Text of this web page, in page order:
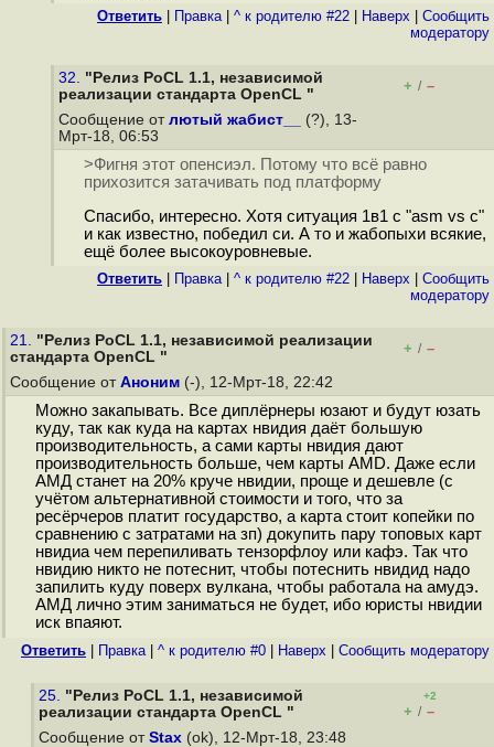
Ответить Правка| ^ к родителю #22 Наверх
Cообщить
модератору
32. "Релиз PoCL 1.1, независимой
реализации стандарта OpenCL "
+ / –
Сообщение от лютый жабист__
(?), 13-
Мрт-18, 06:53
>Фигня этот опенсиэл. Потому что всё равно
прихозится затачивать под платформу
Спасибо, интересно. Хотя ситуация 1в1 с "asm vs c"
и как известно, победил си. А то и жабопыхи всякие,
ещё более высокоуровневые.
Ответить Правка| ^ к родителю #22 Наверх
Cообщить
модератору
21. "Релиз PoCL 1.1, независимой реализации
стандарта OpenCL "
+ / –
Сообщение от Аноним (-), 12-Мрт-18, 22:42
Можно закaпывать. Все диплёрнеры юзают и будут юзать
куду, так как куда на картах нвидия даёт большую
производительность, а сами карты нвидия дают
производительность больше, чем карты AMD. Даже если
АМД станет на 20% круче нвидии, проще и дешевле (с
учётом альтернативной стоимости и того, что за
ресёрчеров платит государство, а карта стоит копейки по
сравнению с затратами на зп) докупить пару топовых карт
нвидиа чем перепиливать тензорфлоу или кафэ. Так что
нвидию никто не потеснит, чтобы потеснить нвидид надо
запилить куду поверх вулкана, чтобы работала на амудэ.
АМД лично этим заниматься не будет, ибо юристы нвидии
иск впаяют.
Ответить Правка| ^ к родителю #0 Наверх Cообщить модератору
25. "Релиз PoCL 1.1, независимой
реализации стандарта OpenCL "
+2
+ / –
Сообщение от Stax (ok), 12-Мрт-18, 23:48